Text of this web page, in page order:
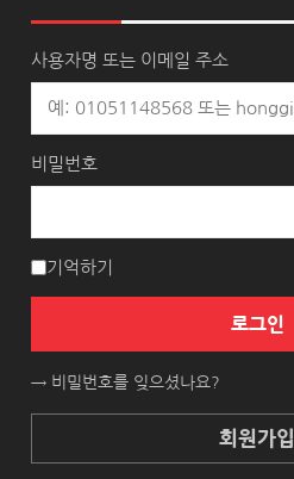
사용자명 또는 이메일 주소
비밀번호
기억하기
로그인
→ 비밀번호를 잊으셨나요?
회원가입